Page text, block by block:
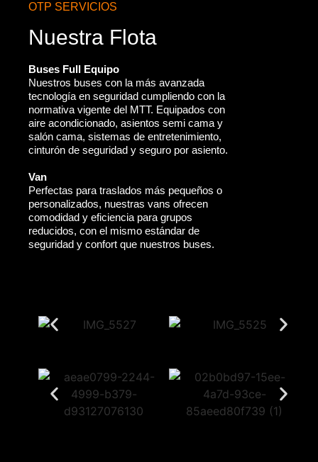
OTP SERVICIOS
Nuestra Flota
Buses Full Equipo
Nuestros buses con la más avanzada
tecnología en seguridad cumpliendo con la
normativa vigente del MTT. Equipados con
aire acondicionado, asientos semi cama y
salón cama, sistemas de entretenimiento,
cinturón de seguridad y seguro por asiento.
Van
Perfectas para traslados más pequeños o
personalizados, nuestras vans ofrecen
comodidad y eficiencia para grupos
reducidos, con el mismo estándar de
seguridad y confort que nuestros buses.